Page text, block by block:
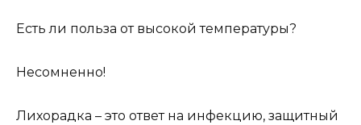
Есть ли польза от высокой температуры?
Несомненно!
Лихорадка – это ответ на инфекцию, защитный